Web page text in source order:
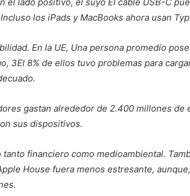
los iPads y MacBooks ahora usan
En la UE, Una persona promedio
3El 8% de ellos tuvo problemas para
gastan alrededor de 2.400 millones de
sus dispositivos.
financiero como medioambiental.
House fuera menos estresante, aunque,